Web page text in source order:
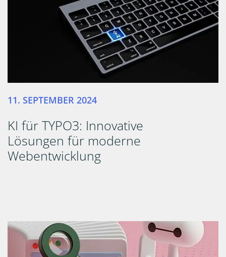
11. SEPTEMBER 2024
KI für TYPO3: Innovative
Lösungen für moderne
Webentwicklung